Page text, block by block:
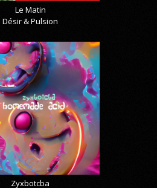
Le Matin
Désir & Pulsion
Zyxbotcba